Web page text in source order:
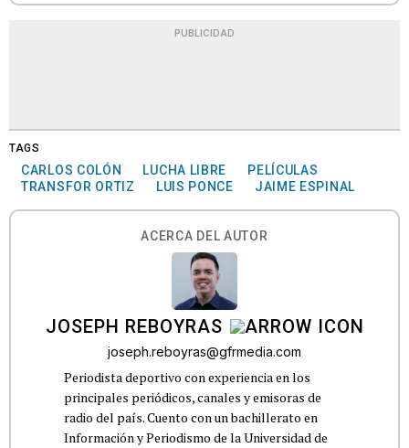
PUBLICIDAD
TAGS
CARLOS COLÓN LUCHA LIBRE
PELÍCULAS
TRANSFOR ORTIZ
LUIS PONCE JAIME ESPINAL
ACERCA DEL AUTOR
JOSEPH REBOYRAS
joseph.reboyras@gfrmedia.com
Periodista deportivo con experiencia en los
principales periódicos, canales y emisoras de
radio del país. Cuento con un bachillerato en
Información y Periodismo de la Universidad de